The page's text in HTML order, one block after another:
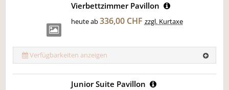
Vierbettzimmer Pavillon
heute ab336,00 CHF zzgl. Kurtaxe
Verfügbarkeiten anzeigen
Junior Suite Pavillon